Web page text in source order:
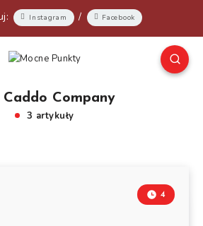
Instagram / Facebook
Caddo Company
3 artykuły
4